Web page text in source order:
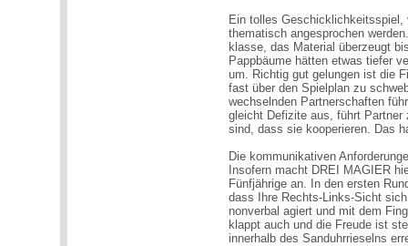
Ein tolles Geschicklichkeitsspiel,
thematisch angesprochen
klasse, das Material überzeugt
Pappbäume hätten etwas tiefer
um. Richtig gut gelungen ist die
fast über den Spielplan zu
wechselnden Partnerschaften
gleicht Defizite aus, führt
sind, dass sie kooperieren. Das
Die kommunikativen
Insofern macht DREI MAGIER
Fünfjährige an. In den ersten
dass Ihre Rechts-Links-Sicht
nonverbal agiert und mit dem
klappt auch und die Freude ist
innerhalb des Sanduhrrieselns